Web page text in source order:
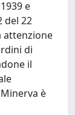
e
del 22
attenzione
di
il
è